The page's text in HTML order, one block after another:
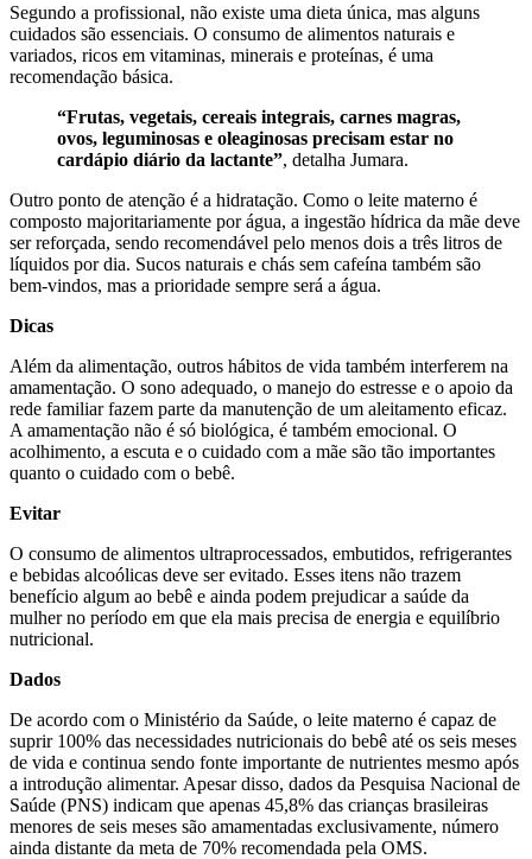
Segundo a profissional, não existe uma dieta única, mas alguns
cuidados são essenciais. O consumo de alimentos naturais e
variados, ricos em vitaminas, minerais e proteínas, é uma
recomendação básica.
“Frutas, vegetais, cereais integrais, carnes magras,
ovos, leguminosas e oleaginosas precisam estar no
cardápio diário da lactante”, detalha Jumara.
Outro ponto de atenção é a hidratação. Como o leite materno é
composto majoritariamente por água, a ingestão hídrica da mãe deve
ser reforçada, sendo recomendável pelo menos dois a três litros de
líquidos por dia. Sucos naturais e chás sem cafeína também são
bem-vindos, mas a prioridade sempre será a água.
Dicas
Além da alimentação, outros hábitos de vida também interferem na
amamentação. O sono adequado, o manejo do estresse e o apoio da
rede familiar fazem parte da manutenção de um aleitamento eficaz.
A amamentação não é só biológica, é também emocional. O
acolhimento, a escuta e o cuidado com a mãe são tão importantes
quanto o cuidado com o bebê.
Evitar
O consumo de alimentos ultraprocessados, embutidos, refrigerantes
e bebidas alcoólicas deve ser evitado. Esses itens não trazem
benefício algum ao bebê e ainda podem prejudicar a saúde da
mulher no período em que ela mais precisa de energia e equilíbrio
nutricional.
Dados
De acordo com o Ministério da Saúde, o leite materno é capaz de
suprir 100% das necessidades nutricionais do bebê até os seis meses
de vida e continua sendo fonte importante de nutrientes mesmo após
a introdução alimentar. Apesar disso, dados da Pesquisa Nacional de
Saúde (PNS) indicam que apenas 45,8% das crianças brasileiras
menores de seis meses são amamentadas exclusivamente, número
ainda distante da meta de 70% recomendada pela OMS.